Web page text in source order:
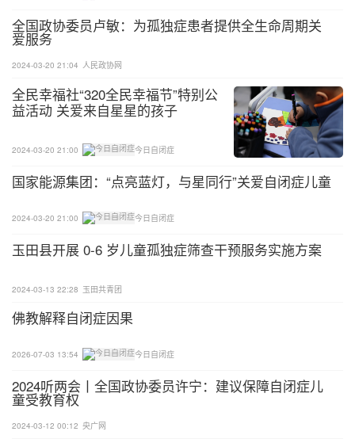
每一个脑分区里，都住着很多“快递员”——神经元，
它们在不同的脑区之间传递信号，形成神经网络，指
挥人体完成各项工作。
我们之所以能正常说话、运动……全靠各个脑分区的
而研究发现，自闭症患者的大脑在体积、密度、部分
脑区神经元数量上，都大于正常人，这会导致两种状
况：
①同一脑区内，信息传递特别强
这会导致信息过度处理，让自闭症患者对某些特定事
物特别敏感，如声音敏感，会被电话铃声、炒菜声等
全国政协委员卢敏：为孤独症患者提供全生命周期关
爱服务
2024-03-20 21:04 人民政协网
全民幸福社“320全民幸福节”特别公
益活动 关爱来自星星的孩子
2024-03-20 21:00 今日自闭症
国家能源集团：“点亮蓝灯，与星同行”关爱自闭症儿童
2024-03-20 21:00 今日自闭症
玉田县开展 0-6 岁儿童孤独症筛查干预服务实施方案
2024-03-13 22:28 玉田共青团
佛教解释自闭症因果
2026-07-03 13:54 今日自闭症
2024听两会丨全国政协委员许宁：建议保障自闭症儿
童受教育权
2024-03-12 00:12 央广网